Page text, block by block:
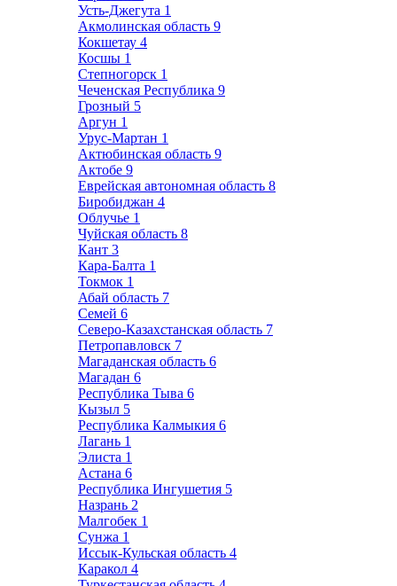
Усть-Джегута 1
Акмолинская область 9
Кокшетау 4
Косшы 1
Степногорск 1
Чеченская Республика 9
Грозный 5
Аргун 1
Урус-Мартан 1
Актюбинская область 9
Актобе 9
Еврейская автономная область 8
Биробиджан 4
Облучье 1
Чуйская область 8
Кант 3
Кара-Балта 1
Токмок 1
Абай область 7
Семей 6
Северо-Казахстанская область 7
Петропавловск 7
Магаданская область 6
Магадан 6
Республика Тыва 6
Кызыл 5
Республика Калмыкия 6
Лагань 1
Элиста 1
Астана 6
Республика Ингушетия 5
Назрань 2
Малгобек 1
Сунжа 1
Иссык-Кульская область 4
Каракол 4